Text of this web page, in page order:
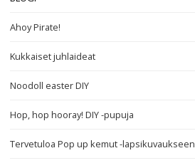
Ahoy Pirate!
Kukkaiset juhlaideat
Noodoll easter DIY
Hop, hop hooray! DIY -pupuja
Tervetuloa Pop up kemut -lapsikuvaukseen